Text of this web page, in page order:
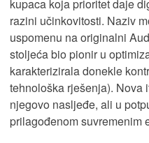
kupaca koja prioritet daje
razini učinkovitosti. Naziv
uspomenu na originalni
stoljeća bio pionir u
karakterizirala donekle
tehnološka rješenja). Nova
njegovo nasljeđe, ali u
prilagođenom suvremenim